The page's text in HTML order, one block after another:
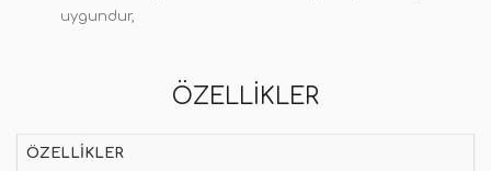
uygundur,
ÖZELLIKLER
ÖZELLIKLER